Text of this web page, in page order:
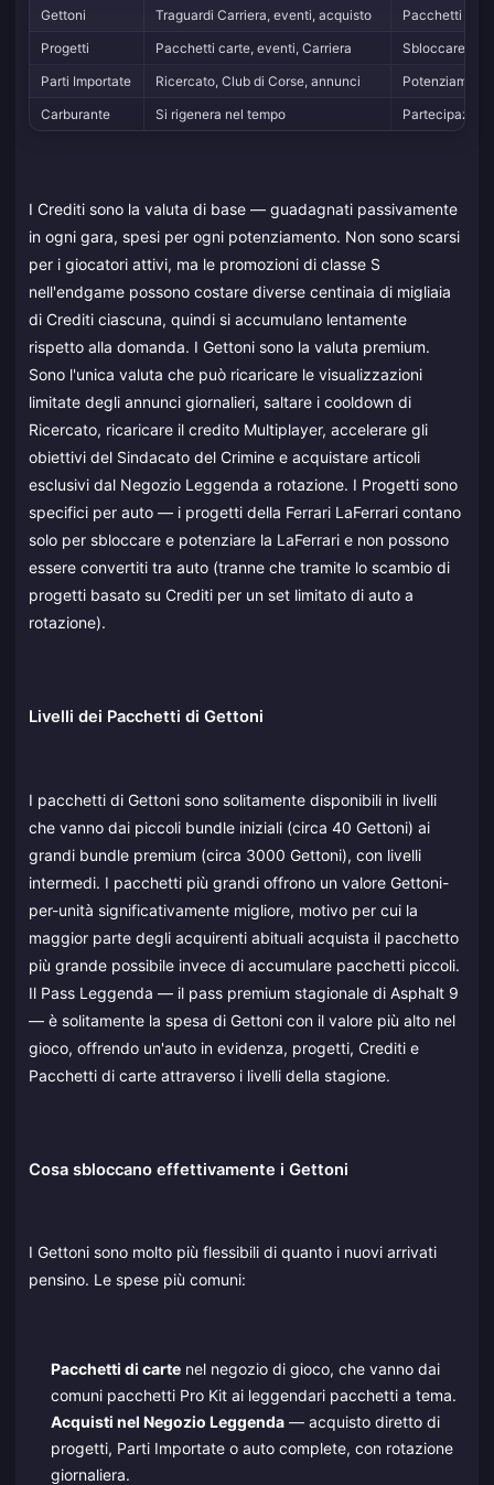
Gettoni Traguardi Carriera, eventi, acquisto
Pacchetti
Progetti
Pacchetti carte, eventi, Carriera
Sbloccare e
Parti Importate
Ricercato, Club di Corse, annunci
Carburante
Si rigenera nel tempo
I Crediti sono la valuta di base — guadagnati passivamente
in ogni gara, spesi per ogni potenziamento. Non sono scarsi
per i giocatori attivi, ma le promozioni di classe S
nell'endgame possono costare diverse centinaia di migliaia
di Crediti ciascuna, quindi si accumulano lentamente
rispetto alla domanda. I Gettoni sono la valuta premium.
Sono l'unica valuta che può ricaricare le visualizzazioni
limitate degli annunci giornalieri, saltare i cooldown di
Ricercato, ricaricare il credito Multiplayer, accelerare gli
obiettivi del Sindacato del Crimine e acquistare articoli
esclusivi dal Negozio Leggenda a rotazione. I Progetti sono
specifici per auto — i progetti della Ferrari LaFerrari contano
solo per sbloccare e potenziare la LaFerrari e non possono
essere convertiti tra auto (tranne che tramite lo scambio di
progetti basato su Crediti per un set limitato di auto a
rotazione).
Livelli dei Pacchetti di Gettoni
I pacchetti di Gettoni sono solitamente disponibili in livelli
che vanno dai piccoli bundle iniziali (circa 40 Gettoni) ai
grandi bundle premium (circa 3000 Gettoni), con livelli
intermedi. I pacchetti più grandi offrono un valore Gettoni-
per-unità significativamente migliore, motivo per cui la
maggior parte degli acquirenti abituali acquista il pacchetto
più grande possibile invece di accumulare pacchetti piccoli.
Il Pass Leggenda — il pass premium stagionale di Asphalt 9
— è solitamente la spesa di Gettoni con il valore più alto nel
gioco, offrendo un'auto in evidenza, progetti, Crediti e
Pacchetti di carte attraverso i livelli della stagione.
Cosa sbloccano effettivamente i Gettoni
I Gettoni sono molto più flessibili di quanto i nuovi arrivati
pensino. Le spese più comuni:
Pacchetti di cartenel negozio di gioco, che vanno dai
comuni pacchetti Pro Kit ai leggendari pacchetti a tema.
Acquisti nel Negozio Leggenda— acquisto diretto di
progetti, Parti Importate o auto complete, con rotazione
giornaliera.